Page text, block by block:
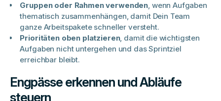
Gruppen oder Rahmen verwenden, wenn Aufgaben
thematisch zusammenhängen, damit Dein Team
ganze Arbeitspakete schneller versteht.
Prioritäten oben platzieren, damit die wichtigsten
Aufgaben nicht untergehen und das Sprintziel
erreichbar bleibt.
Engpässe erkennen und Abläufe
steuern